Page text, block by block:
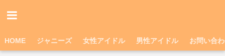
HOME ジャニーズ 女性アイドル 男性アイドル お問い合